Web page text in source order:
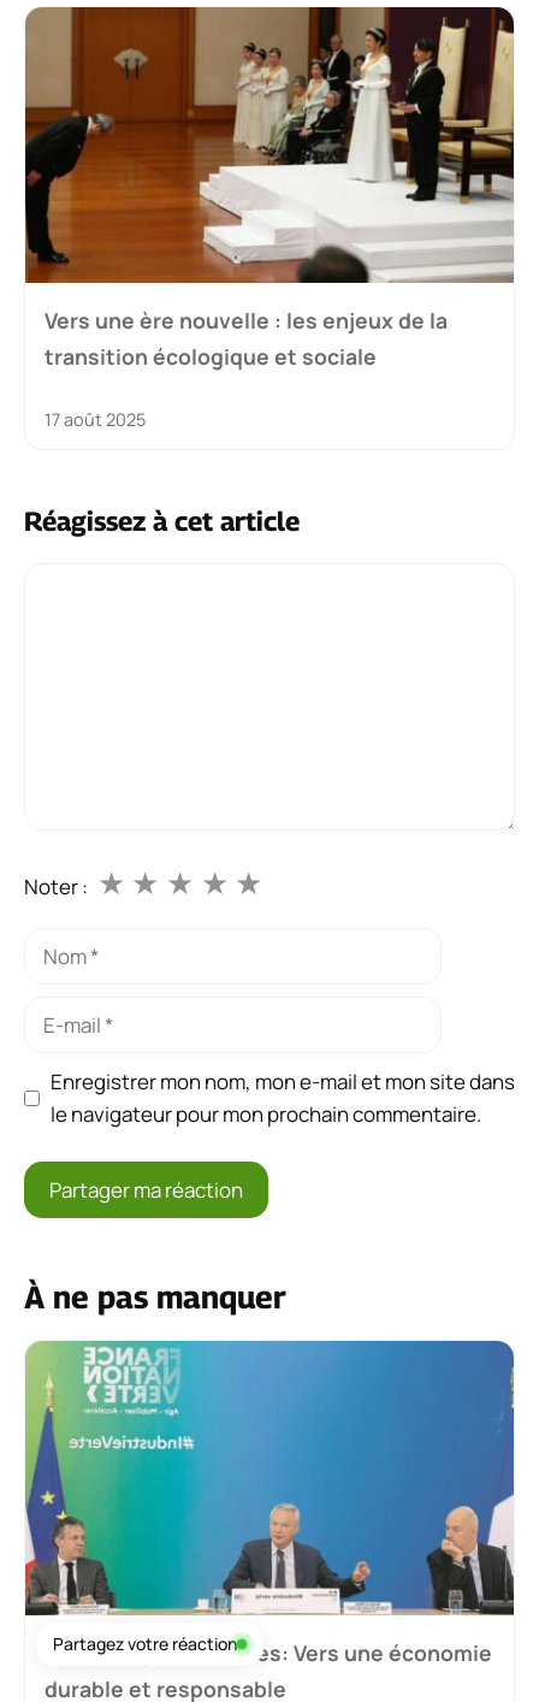
Vers une ère nouvelle : les enjeux de la
transition écologique et sociale
17 août 2025
Réagissez à cet article
Noter : ★
★
★
★
★
Nom
Enregistrer mon nom, mon e-mail et mon site dans
le navigateur pour mon prochain commentaire.
À ne pas manquer
Les entreprises vertes: Vers une économie
durable et responsable
Partagez votre réaction